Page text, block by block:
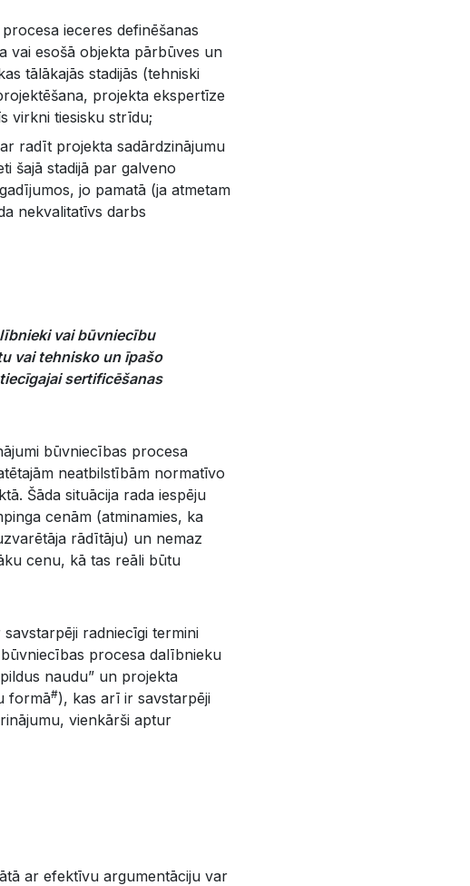
ieceres definēšanas
vai esošā objekta pārbūves un
tālākajās stadijās (tehniski
projekta ekspertīze
virkni tiesisku strīdu;
radīt projekta sadārdzinājumu
šajā stadijā par galveno
jo pamatā (ja atmetam
nekvalitatīvs darbs
vai būvniecību
vai tehnisko un īpašo
sertificēšanas
būvniecības procesa
neatbilstībām normatīvo
Šāda situācija rada iespēju
cenām (atminamies, ka
rādītāju) un nemaz
cenu, kā tas reāli būtu
radniecīgi termini
procesa dalībnieku
naudu” un projekta
formā#), kas arī ir savstarpēji
vienkārši aptur
ar efektīvu argumentāciju var